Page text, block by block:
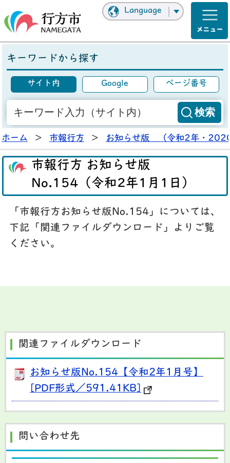
Language
キーワードから探す
サイト内 Google ページ番号
ホーム > 市報行方 > お知らせ版 （令和2年・
市報行方 お知らせ版
No.154（令和2年1月1日）
「市報行方お知らせ版No.154」については、
下記「関連ファイルダウンロード」よりご覧
ください。
関連ファイルダウンロード
お知らせ版No.154【令和2年1月号】
[PDF形式／591.41KB]
問い合わせ先